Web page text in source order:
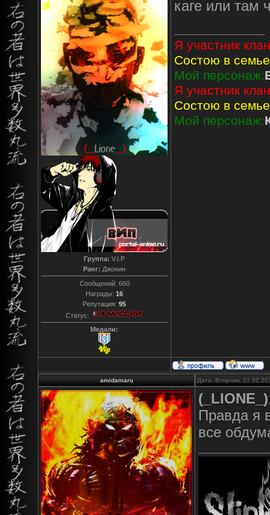
Группа: V.I.P
Ранг: Джонин
Сообщений: 660
Награды: 16
Репутация: 95
Статус:
Медали:
каге или там
Я участник
Состою в
Мой персонаж:
Я участник
Состою в
Мой персонаж:
amidamaru Дата: Вторник,
(_LIONE_)
Правда я
все